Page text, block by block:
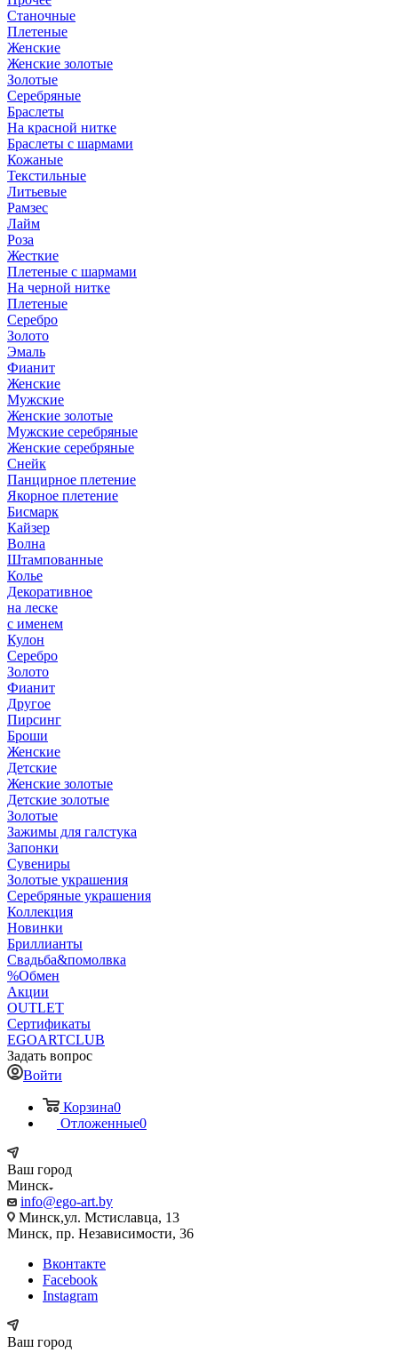
Станочные
Плетеные
Женские
Женские золотые
Золотые
Серебряные
Браслеты
На красной нитке
Браслеты с шармами
Кожаные
Текстильные
Литьевые
Рамзес
Лайм
Роза
Жесткие
Плетеные с шармами
На черной нитке
Плетеные
Серебро
Золото
Эмаль
Фианит
Женские
Мужские
Женские золотые
Мужские серебряные
Женские серебряные
Снейк
Панцирное плетение
Якорное плетение
Бисмарк
Кайзер
Волна
Штампованные
Колье
Декоративное
на леске
с именем
Кулон
Серебро
Золото
Фианит
Другое
Пирсинг
Броши
Женские
Детские
Женские золотые
Детские золотые
Золотые
Зажимы для галстука
Запонки
Сувениры
Золотые украшения
Серебряные украшения
Коллекция
Новинки
Бриллианты
Свадьба&помолвка
%Обмен
Акции
OUTLET
Сертификаты
EGOARTCLUB
Задать вопрос
Войти
Корзина0
Отложенные0
Ваш город
Минск
info@ego-art.by
Минск,ул. Мстиславца, 13
Минск, пр. Независимости, 36
Вконтакте
Facebook
Instagram
Ваш город